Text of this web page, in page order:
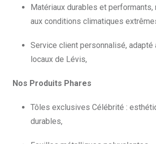
Matériaux durables et
aux conditions climatiques
Service client personnalisé, adapté
locaux de Lévis,
Nos Produits Phares
Tôles exclusives Célébrité :
durables,